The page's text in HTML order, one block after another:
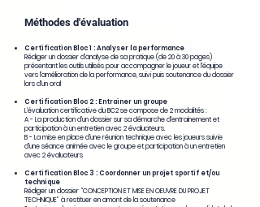
Méthodes d'évaluation
Certification Bloc 1 : Analyser la performance
Rédiger un dossier d’analyse de sa pratique (de 20 à 30 pages)
présentant les outils utilisés pour accompagner le joueur et l’équipe
vers l’amélioration de la performance, suivi puis soutenance du dossier
lors d'un oral
Certification Bloc 2 : Entrainer un groupe
L’évaluation certificative du BC2 se compose de 2 modalités :
A - La production d’un dossier sur sa démarche d'entrainement et
participation à un entretien avec 2 évaluateurs.
B - La mise en place d’une réunion technique avec les joueurs suivie
d’une séance animée avec le groupe et participation à un entretien
avec 2 évaluateurs
Certification Bloc 3 : Coordonner un projet sportif et/ou
technique
Rédiger un dossier “CONCEPTION ET MISE EN OEUVRE DU PROJET
TECHNIQUE” à restituer en amont de la soutenance